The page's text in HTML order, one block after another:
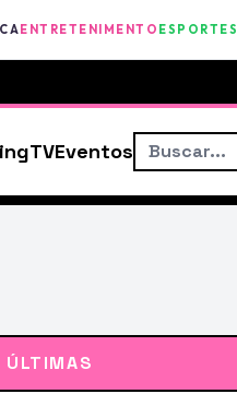
ENTRETENIMENTO ESPORTES
TVEventos
ÚLTIMAS